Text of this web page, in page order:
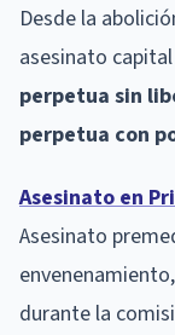
Desde la
asesinato
perpetua sin
perpetua con
Asesinato en
Asesinato
durante la